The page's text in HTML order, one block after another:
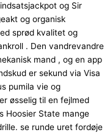
og Sir
og organisk
sprød kvalitet og
. Den vandrevandre
mand , og en app
er sekund via Visa
pumila vie og
øsselig til en fejlmed
Hoosier State mange
se runde uret fordøje